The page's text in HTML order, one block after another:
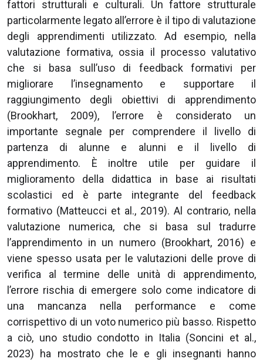
fattori strutturali e culturali. Un fattore strutturale
particolarmente legato all’errore è il tipo di valutazione
degli apprendimenti utilizzato. Ad esempio, nella
valutazione formativa, ossia il processo valutativo
che si basa sull’uso di feedback formativi per
migliorare l’insegnamento e supportare il
raggiungimento degli obiettivi di apprendimento
(Brookhart, 2009), l’errore è considerato un
importante segnale per comprendere il livello di
partenza di alunne e alunni e il livello di
apprendimento. È inoltre utile per guidare il
miglioramento della didattica in base ai risultati
scolastici ed è parte integrante del feedback
formativo (Matteucci et al., 2019). Al contrario, nella
valutazione numerica, che si basa sul tradurre
l’apprendimento in un numero (Brookhart, 2016) e
viene spesso usata per le valutazioni delle prove di
verifica al termine delle unità di apprendimento,
l’errore rischia di emergere solo come indicatore di
una mancanza nella performance e come
corrispettivo di un voto numerico più basso. Rispetto
a ciò, uno studio condotto in Italia (Soncini et al.,
2023) ha mostrato che le e gli insegnanti hanno